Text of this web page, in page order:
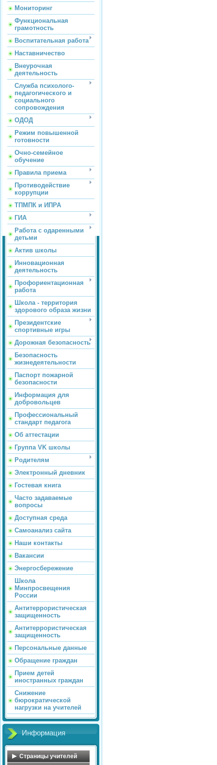
Мониторинг
Функциональная
грамотность
Воспитательная работа
Наставничество
Внеурочная
деятельность
Служба психолого-
педагогического и
социального
сопровождения
ОДОД
Режим повышенной
готовности
Очно-семейное
обучение
Правила приема
Противодействие
коррупции
ТПМПК и ИПРА
ГИА
Работа с одаренными
детьми
Актив школы
Инновационная
деятельность
Профориентационная
работа
Школа - территория
здорового образа жизни
Президентские
спортивные игры
Дорожная безопасность
Безопасность
жизнедеятельности
Паспорт пожарной
безопасности
Информация для
добровольцев
Профессиональный
стандарт педагога
Об аттестации
Группа VK школы
Родителям
Электронный дневник
Гостевая книга
Часто задаваемые
вопросы
Доступная среда
Самоанализ сайта
Наши контакты
Вакансии
Энергосбережение
Школа
Минпросвещения
России
Антитеррористическая
защищенность
Антитеррористическая
защищенность
Персональные данные
Обращение граждан
Прием детей
иностранных граждан
Снижение
бюрократической
нагрузки на учителей
Информация
Страницы учителей